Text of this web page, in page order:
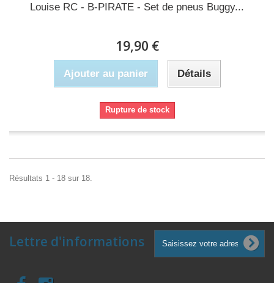
Louise RC - B-PIRATE - Set de pneus Buggy...
19,90 €
Ajouter au panier Détails
Rupture de stock
Résultats 1 - 18 sur 18.
Lettre d'informations